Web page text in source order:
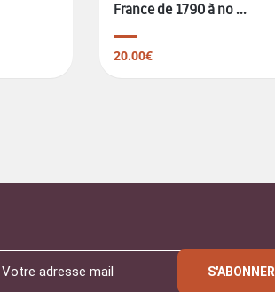
France de 1790 à no ...
20.00€
S'ABONNER